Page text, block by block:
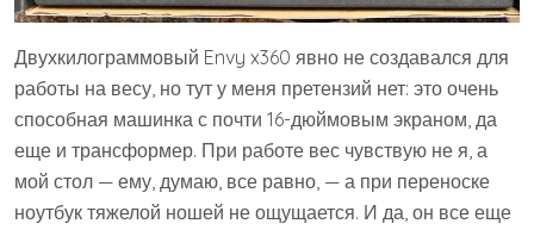
Двухкилограммовый Envy x360 явно не создавался для
работы на весу, но тут у меня претензий нет: это очень
способная машинка с почти 16-дюймовым экраном, да
еще и трансформер. При работе вес чувствую не я, а
мой стол — ему, думаю, все равно, — а при переноске
ноутбук тяжелой ношей не ощущается. И да, он все еще